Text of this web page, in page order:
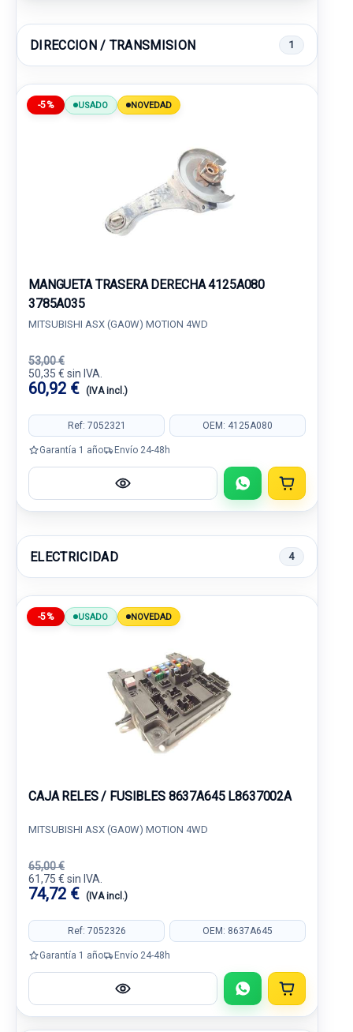
DIRECCION / TRANSMISION 1
-5% USADO NOVEDAD
MANGUETA TRASERA DERECHA 4125A080
3785A035
MITSUBISHI ASX (GA0W) MOTION 4WD
53,00 €
50,35 € sin IVA.
60,92 € (IVA incl.)
Ref: 7052321 OEM: 4125A080
Garantía 1 año Envío 24-48h
ELECTRICIDAD 4
-5% USADO NOVEDAD
CAJA RELES / FUSIBLES 8637A645 L8637002A
MITSUBISHI ASX (GA0W) MOTION 4WD
65,00 €
61,75 € sin IVA.
74,72 € (IVA incl.)
Ref: 7052326 OEM: 8637A645
Garantía 1 año Envío 24-48h